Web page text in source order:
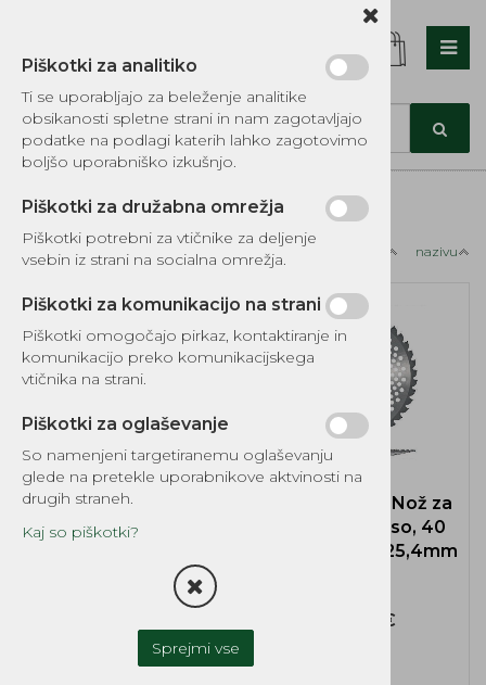
Razvrsti po: nazivu
NOVO V PONUDBI
NOVO!
Brezplačna dostava!
Prezračevalnik trave
PROFESSIONAL
NOVO!
WIDIA disk - Nož za
motorno koso, 40
zob 255x1,3x25,4mm
41,18 €
Piškotki za analitiko
Ti se uporabljajo za beleženje analitike
obsikanosti spletne strani in nam zagotavljajo
podatke na podlagi katerih lahko zagotovimo
boljšo uporabniško izkušnjo.
Piškotki za družabna omrežja
Piškotki potrebni za vtičnike za deljenje
vsebin iz strani na socialna omrežja.
Piškotki za komunikacijo na strani
Piškotki omogočajo pirkaz, kontaktiranje in
komunikacijo preko komunikacijskega
vtičnika na strani.
Piškotki za oglaševanje
So namenjeni targetiranemu oglaševanju
glede na pretekle uporabnikove aktvinosti na
drugih straneh.
Kaj so piškotki?
Sprejmi vse